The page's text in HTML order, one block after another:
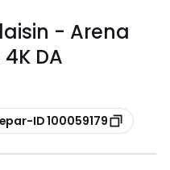
- Arena
DA
ID 100059179